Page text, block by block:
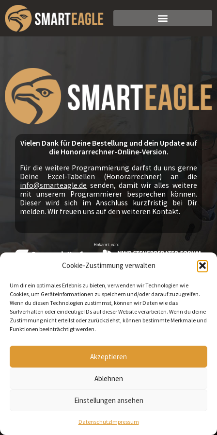
Cookie-Zustimmung verwalten
Um dir ein optimales Erlebnis zu bieten, verwenden wir Technologien wie
Cookies, um Geräteinformationen zu speichern und/oder darauf zuzugreifen.
Wenn du diesen Technologien zustimmst, können wir Daten wie das
Surfverhalten oder eindeutige IDs auf dieser Website verarbeiten. Wenn du deine
Zustimmung nicht erteilst oder zurückziehst, können bestimmte Merkmale und
Funktionen beeinträchtigt werden.
Akzeptieren
Ablehnen
Einstellungen ansehen
DatenschutzImpressum
Zum
Inhalt
springen
Vielen Dank für Deine Bestellung und dein Update auf
die Honorarrechner-Online-Version.
Für die weitere Programmierung darfst du uns gerne
Deine Excel-Tabellen (Honorarrechner) an die
info@smarteagle.de senden, damit wir alles weitere
mit unserem Programmierer besprechen können.
Dieser wird sich im Anschluss kurzfristig bei Dir
melden. Wir freuen uns auf den weiteren Kontakt.